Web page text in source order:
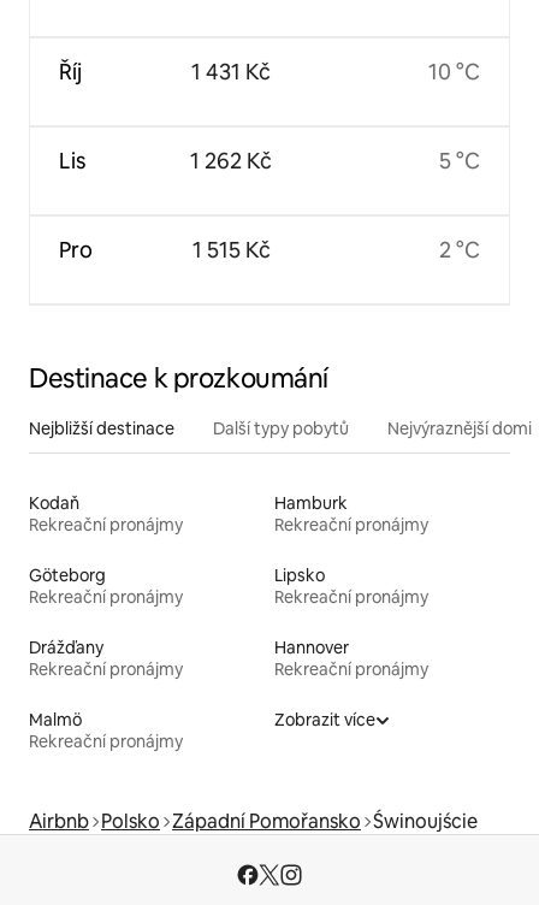
Říj
Lis
Pro
1 431 Kč
1 262 Kč
1 515 Kč
10 °C
5 °C
2 °C
Destinace k prozkoumání
Nejbližší destinace Další typy pobytů Nejvýraznější
Kodaň
Rekreační pronájmy
Hamburk
Rekreační pronájmy
Göteborg
Rekreační pronájmy
Lipsko
Rekreační pronájmy
Drážďany
Rekreační pronájmy
Hannover
Rekreační pronájmy
Malmö
Rekreační pronájmy
Zobrazit více
Airbnb Polsko Západní Pomořansko Świnoujście